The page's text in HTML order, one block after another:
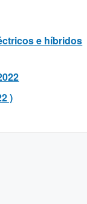
e híbridos
)